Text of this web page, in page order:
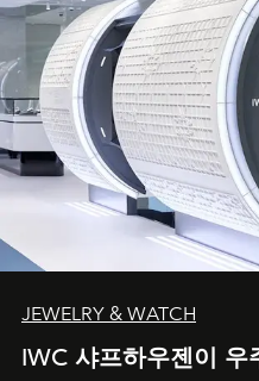
JEWELRY & WATCH
IWC 샤프하우젠이 우